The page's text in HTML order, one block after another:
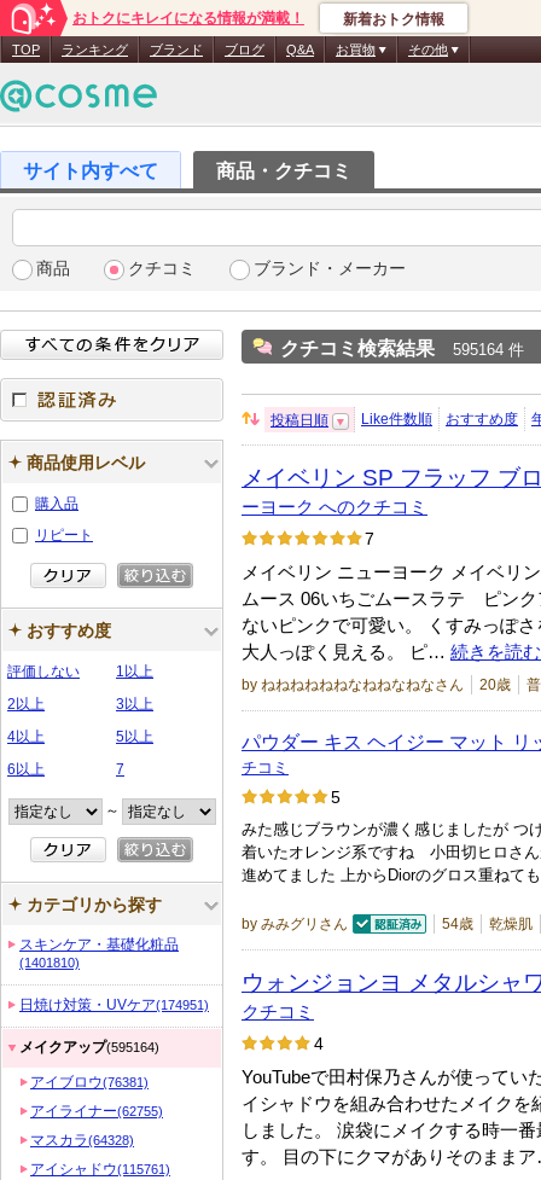
おトクにキレイになる情報が満載！ 新着おトク情報
TOP ランキング ブランド ブログ Q&A お買物 その他
商品・クチコミ
商品 クチコミ ブランド・メーカー
クチコミ検索結果 595164 件
替
え：
投稿日順 Like件数順 おすすめ度
メイベリン SP フラッフ ブ
ーヨーク へのクチコミ
7
メイベリン ニューヨーク メイベリ
ムース 06いちごムースラテ ピン
ないピンクで可愛い。 くすみっぽ
大人っぽく見える。 ピ… 続きを読む
by ねねねねねねなねねなねなさん 20歳
パウダー キス ヘイジー マット リ
チコミ
5
みた感じブラウンが濃く感じましたが つ
着いたオレンジ系ですね 小田切ヒロさ
進めてました 上からDiorのグロス重ねて
by みみグリさん
54歳 乾燥肌
ウォンジョンヨ メタルシャ
クチコミ
4
YouTubeで田村保乃さんが使ってい
イシャドウを組み合わせたメイクを
しました。 涙袋にメイクする時一
す。 目の下にクマがありそのまま
認証済み
商品使用レベル
購入品
リピート
おすすめ度
評価しない
1以上
2以上
3以上
4以上
5以上
6以上
7
～
カテゴリから探す
スキンケア・基礎化粧品
(1401810)
日焼け対策・UVケア(174951)
メイクアップ(595164)
アイブロウ(76381)
アイライナー(62755)
マスカラ(64328)
アイシャドウ(115761)